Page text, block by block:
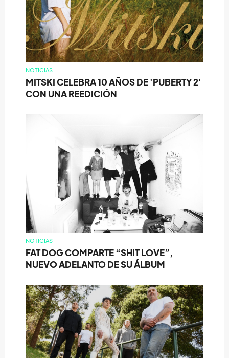
NOTICIAS
MITSKI CELEBRA 10 AÑOS DE 'PUBERTY 2'
CON UNA REEDICIÓN
NOTICIAS
FAT DOG COMPARTE “SHIT LOVE”,
NUEVO ADELANTO DE SU ÁLBUM